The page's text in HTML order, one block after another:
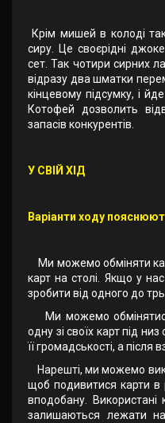
Крім мишей в колоді
сиру. Це своєрідні
сет. Так чотири сирних
відразу два шматки
кінцевому підсумку, і
Котофей дозволить
запасів конкурентів.
У СВІЙ ХІД
Варіанти ходу
Ми можемо обміняти
карт на столі. Якщо у
зробити від одного до
Ми можемо
одну зі своїх карт під
її громадськості, а після
Нарешті, ми можемо
щоб подивитися карти в
вподобану.
залишаються лежати